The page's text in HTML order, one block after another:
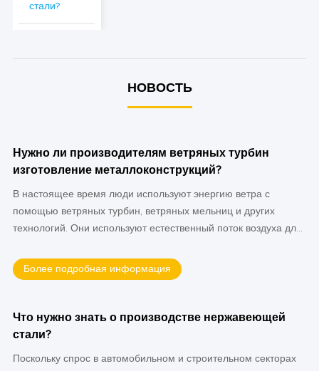
стали?
НОВОСТЬ
Нужно ли производителям ветряных турбин
изготовление металлоконструкций?
В настоящее время люди используют энергию ветра с
помощью ветряных турбин, ветряных мельниц и других
технологий. Они используют естественный поток воздуха для
невозобновляемых ресурсов, таких как уголь. В Азии и
Африке, даже в странах с развитой экономикой, таких как
способов обеспечения электроэнергией своих домов,
предприятий и школ. Ветроэнергетика полагается на
энергия была бы невозможна. В результате производство
Более подробная информация
Что нужно знать о производстве нержавеющей
стали?
Поскольку спрос в автомобильном и строительном секторах